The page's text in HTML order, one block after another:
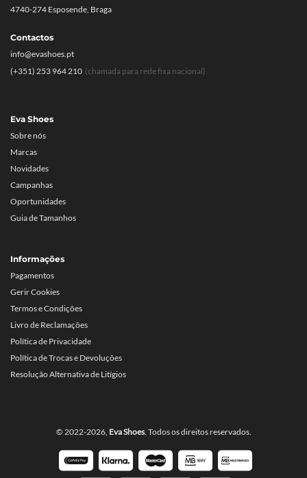
Eva Shoes
Sobre nós
Marcas
Novidades
Campanhas
Oportunidades
Guia de Tamanhos
Informações
Pagamentos
Gerir Cookies
Termos e Condições
Livro de Reclamações
Política de Privacidade
Política de Trocas e Devoluções
Resolução Alternativa de Litígios
4740-274 Esposende, Braga
Contactos
info@evashoes.pt
(+351) 253 964 210 (chamada para rede fixa nacional)
© 2022-2026, Eva Shoes. Todos os direitos reservados.